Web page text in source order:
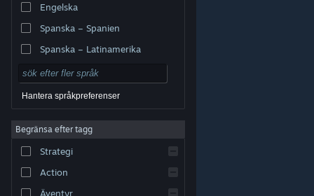
varumärken tillhör respektive ägare i USA och andra
Tillgänglighet
Återbetalningar|
Engelska
Spanska – Spanien
Spanska – Latinamerika
Hantera språkpreferenser
Begränsa efter tagg
Strategi
Action
Äventyr